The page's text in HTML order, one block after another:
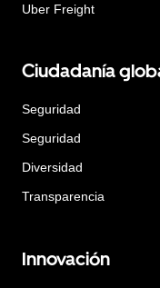
Uber Freight
Ciudadanía
Seguridad
Seguridad
Diversidad
Transparencia
Innovación